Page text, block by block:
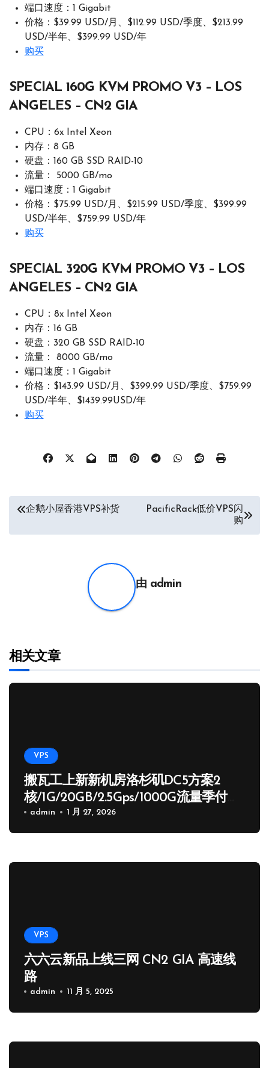
端口速度：1 Gigabit
价格：$39.99 USD/月、$112.99 USD/季度、$213.99
USD/半年、$399.99 USD/年
购买
SPECIAL 160G KVM PROMO V3 – LOS
ANGELES – CN2 GIA
CPU：6x Intel Xeon
内存：8 GB
硬盘：160 GB SSD RAID-10
流量： 5000 GB/mo
端口速度：1 Gigabit
价格：$75.99 USD/月、$215.99 USD/季度、$399.99
USD/半年、$759.99 USD/年
购买
SPECIAL 320G KVM PROMO V3 – LOS
ANGELES – CN2 GIA
CPU：8x Intel Xeon
内存：16 GB
硬盘：320 GB SSD RAID-10
流量： 8000 GB/mo
端口速度：1 Gigabit
价格：$143.99 USD/月、$399.99 USD/季度、$759.99
USD/半年、$1439.99USD/年
购买
文 企鹅小屋香港VPS补货
PacificRack低价VPS闪
购
由 admin
相关文章
VPS
搬瓦工上新新机房洛杉矶DC5方案2
核/1G/20GB/2.5Gps/1000G流量季付
65.89 USD
admin 1 月 27, 2026
VPS
六六云新品上线三网 CN2 GIA 高速线
路
admin 11 月 5, 2025